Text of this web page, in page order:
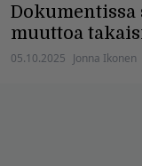
Dokumentissa
muuttoa
05.10.2025 Jonna Ikonen